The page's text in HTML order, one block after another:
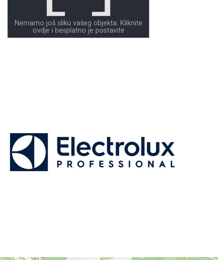
Nemamo još sliku vašeg objekta. Kliknite
ovdje i besplatno je postavite